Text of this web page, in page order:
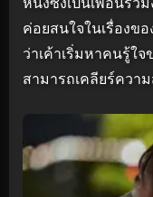
หนึ่งซึ่งเป็นเพื่อนร่ว
ค่อยสนใจในเรื่องข
ว่าเค้าเริ่มหาคนรู้ใจ
สามารถเคลียร์ควา